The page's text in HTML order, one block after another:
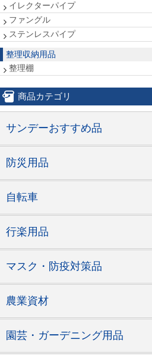
イレクターパイプ
ファングル
ステンレスパイプ
整理収納用品
整理棚
商品カテゴリ
サンデーおすすめ品
防災用品
自転車
行楽用品
マスク・防疫対策品
農業資材
園芸・ガーデニング用品